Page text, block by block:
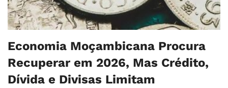
Economia Moçambicana Procura
Recuperar em 2026, Mas Crédito,
Dívida e Divisas Limitam